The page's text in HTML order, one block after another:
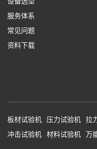
服务体系
常见问题
资料下载
板材试验机 压力试验机 拉
冲击试验机
材料试验机 万